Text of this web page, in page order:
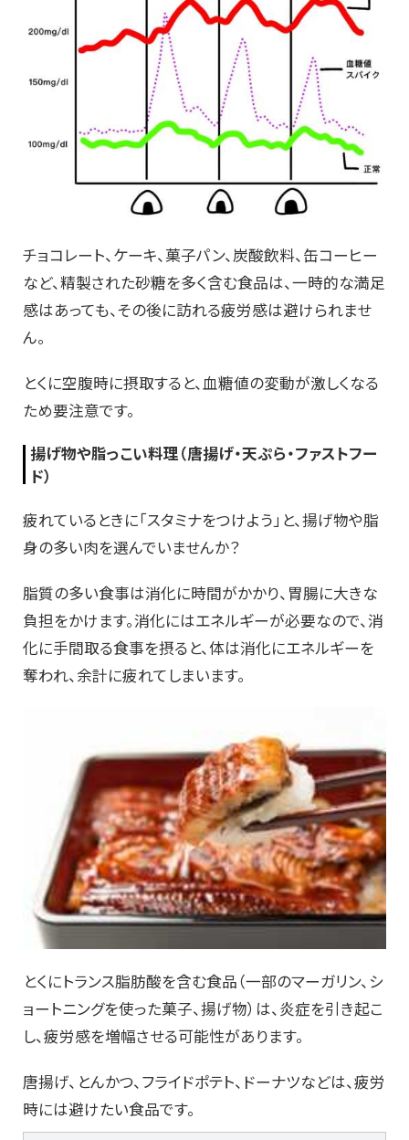
チョコレート、ケーキ、菓子パン、炭酸飲料、缶コーヒー
など、精製された砂糖を多く含む食品は、一時的な満足
感はあっても、その後に訪れる疲労感は避けられませ
ん。
とくに空腹時に摂取すると、血糖値の変動が激しくなる
ため要注意です。
揚げ物や脂っこい料理（唐揚げ・天ぷら・ファストフー
ド）
疲れているときに「スタミナをつけよう」と、揚げ物や脂
身の多い肉を選んでいませんか？
脂質の多い食事は消化に時間がかかり、胃腸に大きな
負担をかけます。消化にはエネルギーが必要なので、消
化に手間取る食事を摂ると、体は消化にエネルギーを
奪われ、余計に疲れてしまいます。
とくにトランス脂肪酸を含む食品（一部のマーガリン、シ
ョートニングを使った菓子、揚げ物）は、炎症を引き起こ
し、疲労感を増幅させる可能性があります。
唐揚げ、とんかつ、フライドポテト、ドーナツなどは、疲労
時には避けたい食品です。